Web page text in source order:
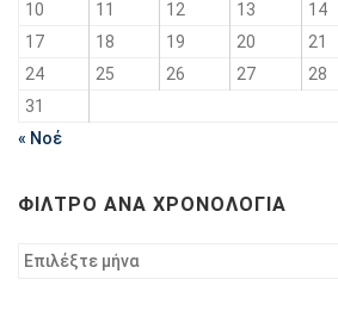
10
11 12 13 14
17
18 19 20 21
24
25 26 27 28
31
« Νοέ
ΦΊΛΤΡΟ ΑΝΆ ΧΡΟΝΟΛΟΓΊΑ
Φίλτρο